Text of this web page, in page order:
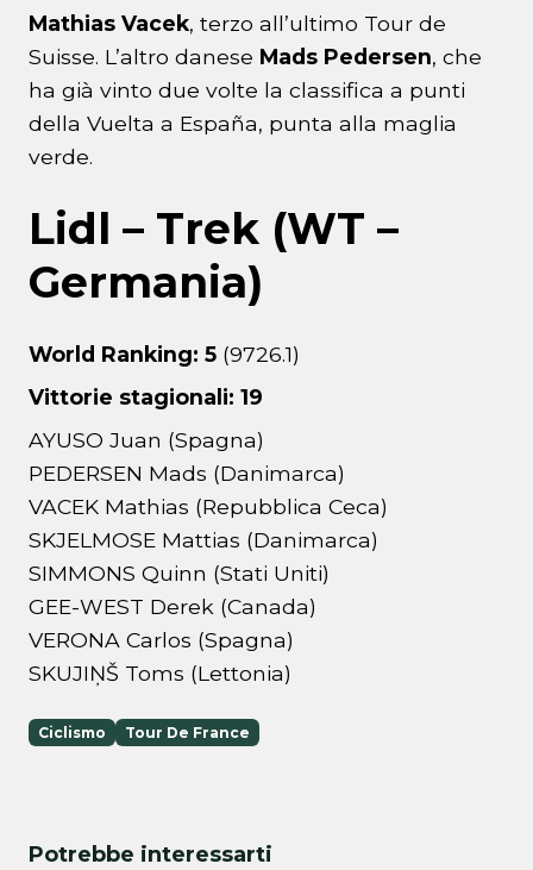
Mathias Vacek, terzo all’ultimo Tour de
Suisse. L’altro danese Mads Pedersen, che
ha già vinto due volte la classifica a punti
della Vuelta a España, punta alla maglia
verde.
Lidl – Trek (WT –
Germania)
World Ranking: 5 (9726.1)
Vittorie stagionali: 19
AYUSO Juan (Spagna)
PEDERSEN Mads (Danimarca)
VACEK Mathias (Repubblica Ceca)
SKJELMOSE Mattias (Danimarca)
SIMMONS Quinn (Stati Uniti)
GEE-WEST Derek (Canada)
VERONA Carlos (Spagna)
SKUJIŅŠ Toms (Lettonia)
Ciclismo Tour De France
Potrebbe interessarti